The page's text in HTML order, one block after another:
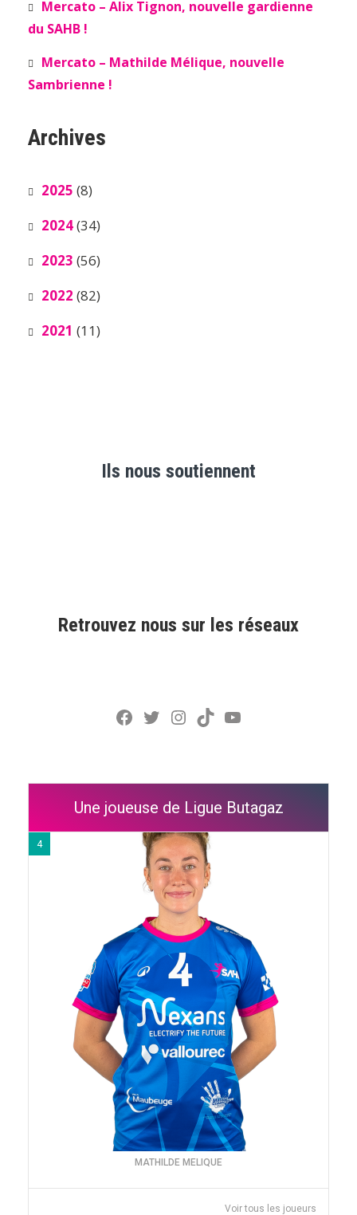
Mercato – Alix Tignon, nouvelle gardienne
du SAHB !
Mercato – Mathilde Mélique, nouvelle
Sambrienne !
Archives
2025 (8)
2024(34)
2023 (56)
2022 (82)
2021 (11)
Ils nous soutiennent
Retrouvez nous sur les réseaux
Facebook
Twitter
Instagram
TikTokYouTube
Une joueuse de Ligue Butagaz
4
MATHILDE MELIQUE
Voir tous les joueurs